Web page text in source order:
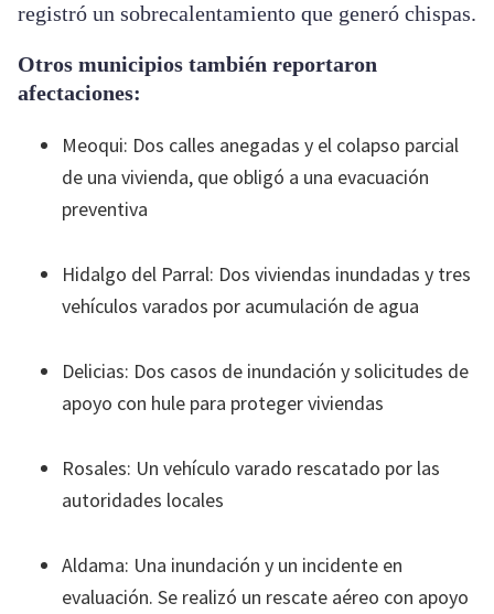
registró un sobrecalentamiento que generó chispas.
Otros municipios también reportaron
afectaciones:
Meoqui: Dos calles anegadas y el colapso parcial
de una vivienda, que obligó a una evacuación
preventiva
Hidalgo del Parral: Dos viviendas inundadas y tres
vehículos varados por acumulación de agua
Delicias: Dos casos de inundación y solicitudes de
apoyo con hule para proteger viviendas
Rosales: Un vehículo varado rescatado por las
autoridades locales
Aldama: Una inundación y un incidente en
evaluación. Se realizó un rescate aéreo con apoyo